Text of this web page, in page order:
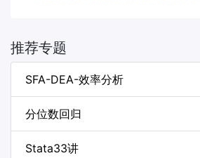
推荐专题
SFA-DEA-效率分析
分位数回归
Stata33讲